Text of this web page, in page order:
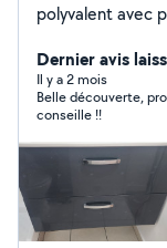
polyvalent avec
rénovation,
réalisons des
professionnels :
et extérieure
Menuiserie
cuisines
l'écoute, nous
finitions de
budget.
Dernier avis
Il y a 2 mois
Belle découverte,
conseille !!